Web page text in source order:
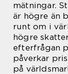
mätningar.
är högre än
runt om i
högre
efterfrågan
påverkar
på